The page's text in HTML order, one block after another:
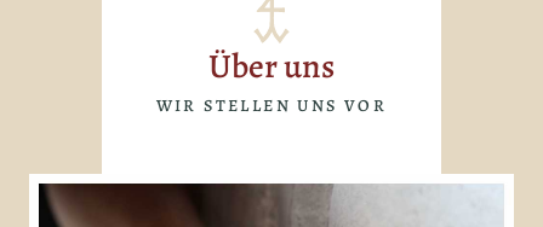
Über uns
WIR STELLEN UNS VOR